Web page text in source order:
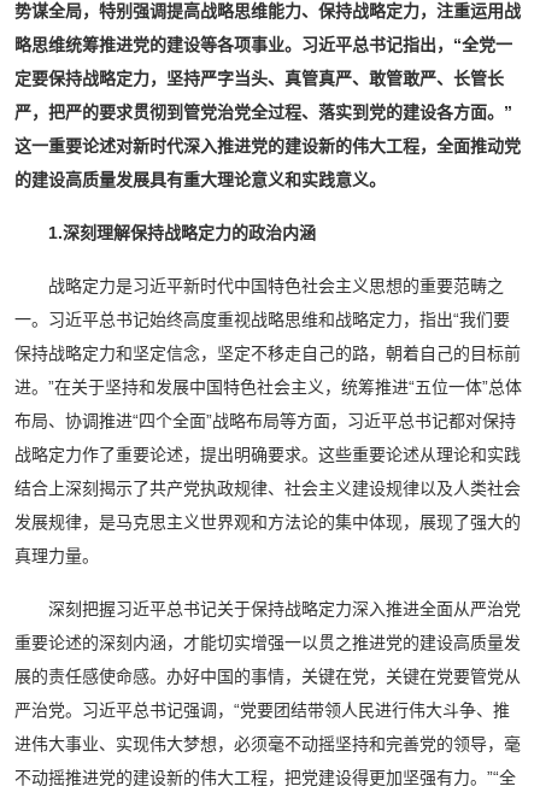
势谋全局，特别强调提高战略思维能力、保持战略定力，注重运用战
略思维统筹推进党的建设等各项事业。习近平总书记指出，“全党一
定要保持战略定力，坚持严字当头、真管真严、敢管敢严、长管长
严，把严的要求贯彻到管党治党全过程、落实到党的建设各方面。”
这一重要论述对新时代深入推进党的建设新的伟大工程，全面推动党
的建设高质量发展具有重大理论意义和实践意义。
1.深刻理解保持战略定力的政治内涵
战略定力是习近平新时代中国特色社会主义思想的重要范畴之
一。习近平总书记始终高度重视战略思维和战略定力，指出“我们要
保持战略定力和坚定信念，坚定不移走自己的路，朝着自己的目标前
进。”在关于坚持和发展中国特色社会主义，统筹推进“五位一体”总体
布局、协调推进“四个全面”战略布局等方面，习近平总书记都对保持
战略定力作了重要论述，提出明确要求。这些重要论述从理论和实践
结合上深刻揭示了共产党执政规律、社会主义建设规律以及人类社会
发展规律，是马克思主义世界观和方法论的集中体现，展现了强大的
真理力量。
深刻把握习近平总书记关于保持战略定力深入推进全面从严治党
重要论述的深刻内涵，才能切实增强一以贯之推进党的建设高质量发
展的责任感使命感。办好中国的事情，关键在党，关键在党要管党从
严治党。习近平总书记强调，“党要团结带领人民进行伟大斗争、推
进伟大事业、实现伟大梦想，必须毫不动摇坚持和完善党的领导，毫
不动摇推进党的建设新的伟大工程，把党建设得更加坚强有力。”“全